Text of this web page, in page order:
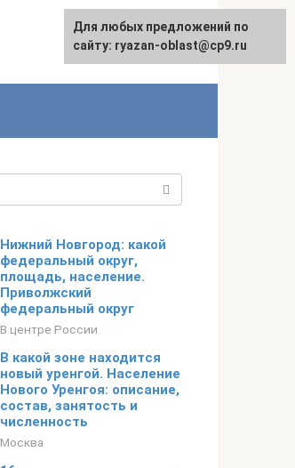
Нижний Новгород: какой
федеральный округ,
площадь, население.
Приволжский
федеральный округ
В центре России
В какой зоне находится
новый уренгой. Население
Нового Уренгоя: описание,
состав, занятость и
численность
Москва
Для любых предложений по
сайту: ryazan-oblast@cp9.ru